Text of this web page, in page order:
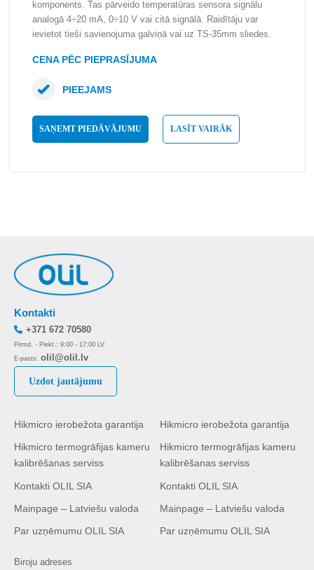
komponents. Tas pārveido temperatūras sensora signālu
analogā 4÷20 mA, 0÷10 V vai citā signālā. Raidītāju var
ievietot tieši savienojuma galviņā vai uz TS-35mm sliedes.
CENA PĒC PIEPRASĪJUMA
SAŅEMT PIEDĀVĀJUMU LASĪT VAIRĀK
PIEEJAMS
Hikmicro ierobežota garantija
Hikmicro termogrāfijas kameru
kalibrēšanas serviss
Kontakti OLIL SIA
Mainpage – Latviešu valoda
Par uzņēmumu OLIL SIA
Hikmicro ierobežota garantija
Hikmicro termogrāfijas kameru
kalibrēšanas serviss
Kontakti OLIL SIA
Mainpage – Latviešu valoda
Par uzņēmumu OLIL SIA
Kontakti
+371 672 70580
Pirmd. - Piekt.: 9:00 - 17:00 LV
E-pasts: olil@olil.lv
Uzdot jautājumu
Biroju adreses